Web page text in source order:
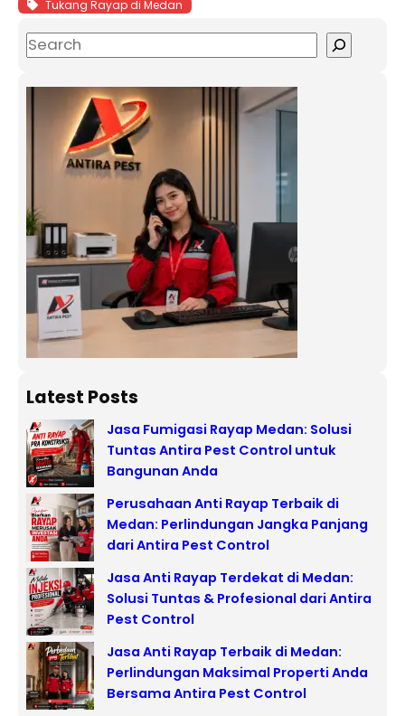
Tukang Rayap di Medan
Latest Posts
Jasa Fumigasi Rayap Medan: Solusi
Tuntas Antira Pest Control untuk
Bangunan Anda
Perusahaan Anti Rayap Terbaik di
Medan: Perlindungan Jangka Panjang
dari Antira Pest Control
Jasa Anti Rayap Terdekat di Medan:
Solusi Tuntas & Profesional dari Antira
Pest Control
Jasa Anti Rayap Terbaik di Medan:
Perlindungan Maksimal Properti Anda
Bersama Antira Pest Control